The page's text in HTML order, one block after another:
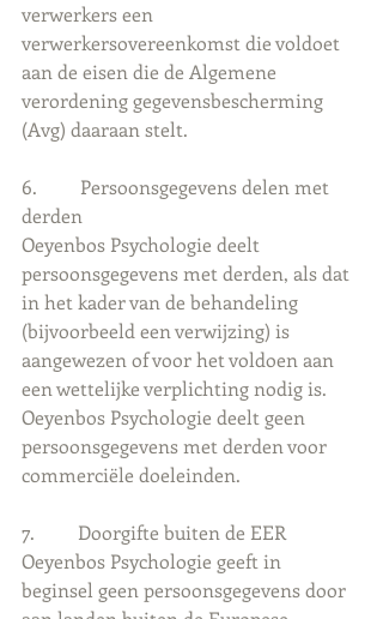
verwerkers een
verwerkersovereenkomst die voldoet
aan de eisen die de Algemene
verordening gegevensbescherming
(Avg) daaraan stelt.
6.         Persoonsgegevens delen met
derden
Oeyenbos Psychologie deelt
persoonsgegevens met derden, als dat
in het kader van de behandeling
(bijvoorbeeld een verwijzing) is
aangewezen of voor het voldoen aan
een wettelijke verplichting nodig is.
Oeyenbos Psychologie deelt geen
persoonsgegevens met derden voor
commerciële doeleinden.
7.         Doorgifte buiten de EER
Oeyenbos Psychologie geeft in
beginsel geen persoonsgegevens door